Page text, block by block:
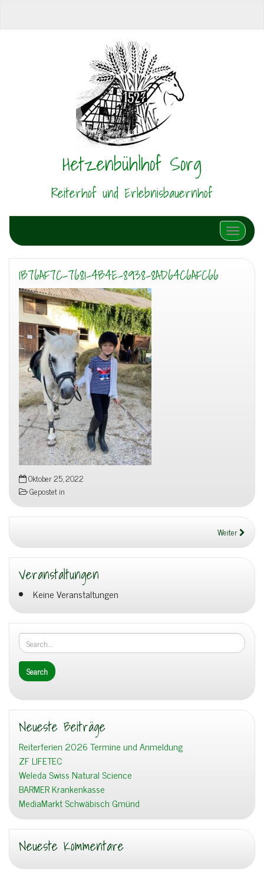
Hetzenbühlhof Sorg
Reiterhof und Erlebnisbauernhof
Schalte
1B76AF7C-7681-4B4E-8938-8AD64C6AFC66
Oktober 25, 2022
Gepostet in
Weiter
Veranstaltungen
Keine Veranstaltungen
Neueste Beiträge
Reiterferien 2026 Termine und Anmeldung
ZF LIFETEC
Weleda Swiss Natural Science
BARMER Krankenkasse
MediaMarkt Schwäbisch Gmünd
Neueste Kommentare